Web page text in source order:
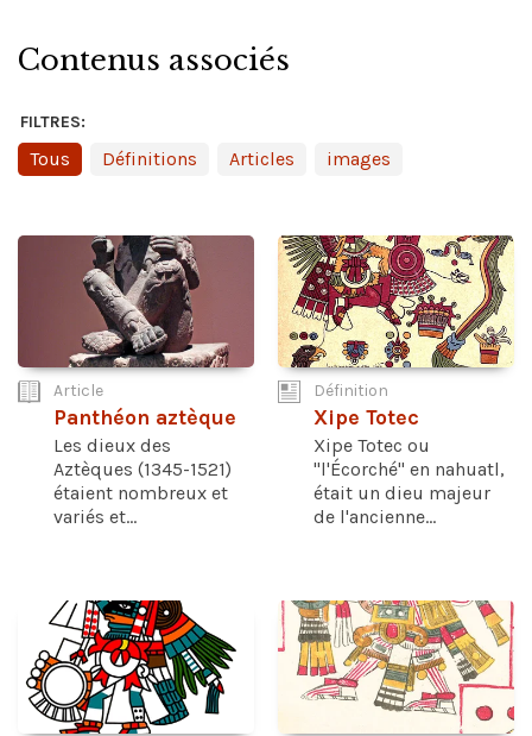
Contenus associés
FILTRES:
Tous Définitions Articles images
Article
Panthéon aztèque
Les dieux des
Aztèques (1345-1521)
étaient nombreux et
variés et...
Définition
Xipe Totec
Xipe Totec ou
"l'Écorché" en nahuatl,
était un dieu majeur
de l'ancienne...